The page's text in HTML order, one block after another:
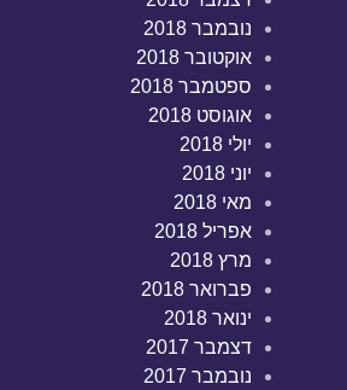
נובמבר 2018
אוקטובר 2018
ספטמבר 2018
אוגוסט 2018
יולי 2018
יוני 2018
מאי 2018
אפריל 2018
מרץ 2018
פברואר 2018
ינואר 2018
דצמבר 2017
נובמבר 2017